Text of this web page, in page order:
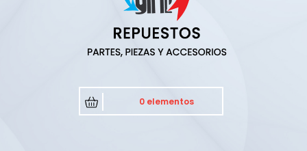
0 elementos